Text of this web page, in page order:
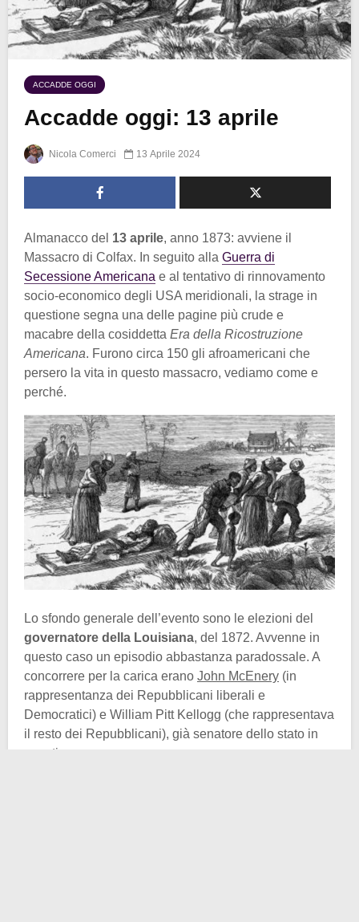
ACCADDE OGGI
Accadde oggi: 13 aprile
Nicola Comerci 13 Aprile 2024
Almanacco del 13 aprile, anno 1873: avviene il
Massacro di Colfax. In seguito alla Guerra di
Secessione Americana e al tentativo di rinnovamento
socio-economico degli USA meridionali, la strage in
questione segna una delle pagine più crude e
macabre della cosiddetta Era della Ricostruzione
Americana. Furono circa 150 gli afroamericani che
persero la vita in questo massacro, vediamo come e
perché.
Lo sfondo generale dell’evento sono le elezioni del
governatore della Louisiana, del 1872. Avvenne in
questo caso un episodio abbastanza paradossale. A
concorrere per la carica erano John McEnery (in
rappresentanza dei Repubblicani liberali e
Democratici) e William Pitt Kellogg (che rappresentava
il resto dei Repubblicani), già senatore dello stato in
questione.